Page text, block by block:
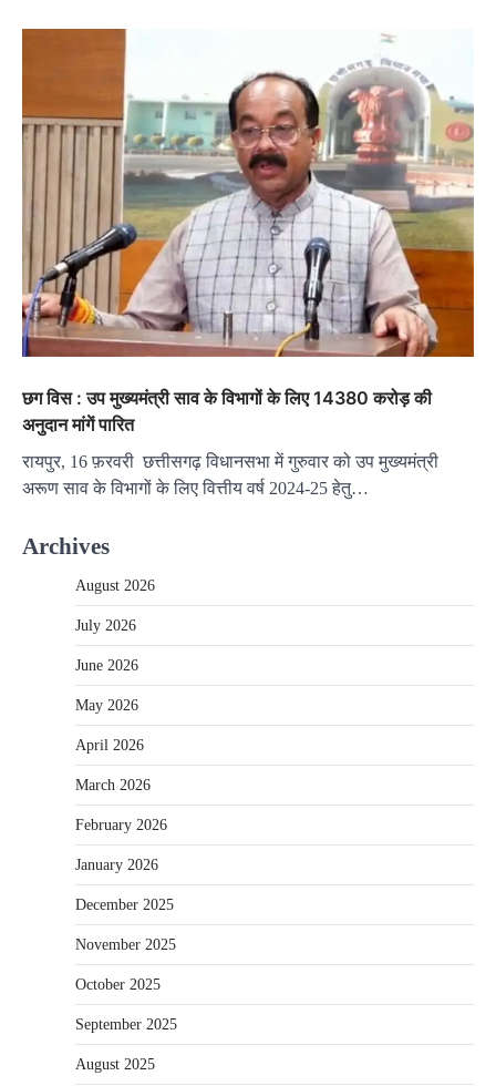
छग विस : उप मुख्यमंत्री साव के विभागों के लिए 14380 करोड़ की
अनुदान मांगें पारित
रायपुर, 16 फ़रवरी छत्तीसगढ़ विधानसभा में गुरुवार को उप मुख्यमंत्री
अरूण साव के विभागों के लिए वित्तीय वर्ष 2024-25 हेतु…
Archives
August 2026
July 2026
June 2026
May 2026
April 2026
March 2026
February 2026
January 2026
December 2025
November 2025
October 2025
September 2025
August 2025